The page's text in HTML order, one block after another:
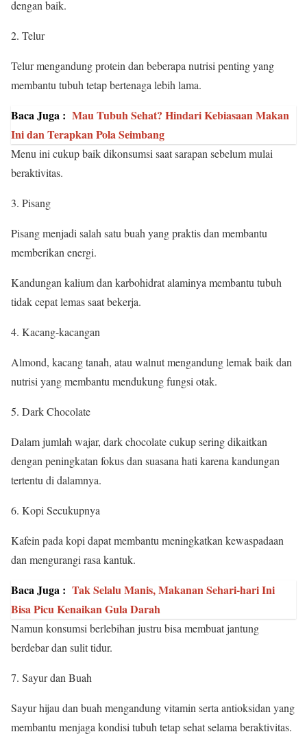
dengan baik.
2. Telur
Telur mengandung protein dan beberapa nutrisi penting yang
membantu tubuh tetap bertenaga lebih lama.
Baca Juga : Mau Tubuh Sehat? Hindari Kebiasaan Makan
Ini dan Terapkan Pola Seimbang
Menu ini cukup baik dikonsumsi saat sarapan sebelum mulai
beraktivitas.
3. Pisang
Pisang menjadi salah satu buah yang praktis dan membantu
memberikan energi.
Kandungan kalium dan karbohidrat alaminya membantu tubuh
tidak cepat lemas saat bekerja.
4. Kacang-kacangan
Almond, kacang tanah, atau walnut mengandung lemak baik dan
nutrisi yang membantu mendukung fungsi otak.
5. Dark Chocolate
Dalam jumlah wajar, dark chocolate cukup sering dikaitkan
dengan peningkatan fokus dan suasana hati karena kandungan
tertentu di dalamnya.
6. Kopi Secukupnya
Kafein pada kopi dapat membantu meningkatkan kewaspadaan
dan mengurangi rasa kantuk.
Baca Juga : Tak Selalu Manis, Makanan Sehari-hari Ini
Bisa Picu Kenaikan Gula Darah
Namun konsumsi berlebihan justru bisa membuat jantung
berdebar dan sulit tidur.
7. Sayur dan Buah
Sayur hijau dan buah mengandung vitamin serta antioksidan yang
membantu menjaga kondisi tubuh tetap sehat selama beraktivitas.